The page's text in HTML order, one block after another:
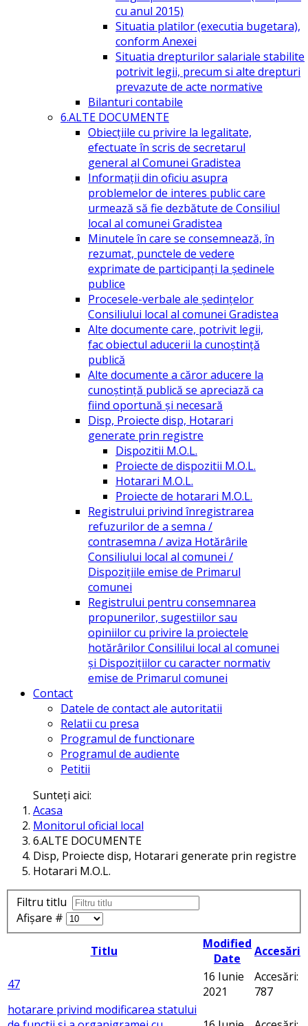
cu anul 2015)
Situatia platilor (executia bugetara),
conform Anexei
Situatia drepturilor salariale stabilite
potrivit legii, precum si alte drepturi
prevazute de acte normative
Bilanturi contabile
6.ALTE DOCUMENTE
Obiecțiile cu privire la legalitate,
efectuate în scris de secretarul
general al Comunei Gradistea
Informații din oficiu asupra
problemelor de interes public care
urmează să fie dezbătute de Consiliul
local al comunei Gradistea
Minutele în care se consemnează, în
rezumat, punctele de vedere
exprimate de participanți la ședinele
publice
Procesele-verbale ale ședințelor
Consiliului local al comunei Gradistea
Alte documente care, potrivit legii,
fac obiectul aducerii la cunoștință
publică
Alte documente a căror aducere la
cunoștință publică se apreciază ca
fiind oportună și necesară
Disp, Proiecte disp, Hotarari
generate prin registre
Dispozitii M.O.L.
Proiecte de dispozitii M.O.L.
Hotarari M.O.L.
Proiecte de hotarari M.O.L.
Registrului privind înregistrarea
refuzurilor de a semna /
contrasemna / aviza Hotărârile
Consiliului local al comunei /
Dispozițiile emise de Primarul
comunei
Registrului pentru consemnarea
propunerilor, sugestiilor sau
opiniilor cu privire la proiectele
hotărârilor Consililui local al comunei
și Dispozițiilor cu caracter normativ
emise de Primarul comunei
Contact
Datele de contact ale autoritatii
Relatii cu presa
Programul de functionare
Programul de audiente
Petitii
Sunteți aici:
Acasa
Monitorul oficial local
6.ALTE DOCUMENTE
Disp, Proiecte disp, Hotarari generate prin registre
Hotarari M.O.L.
Filtru titlu
Afișare #
Titlu
Modified
Date
Accesări
47
16 Iunie
2021
Accesări:
787
hotarare privind modificarea statului